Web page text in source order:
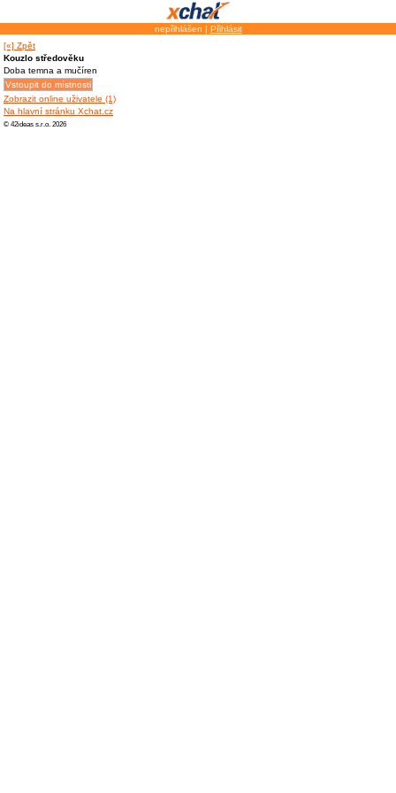
nepřihlášen | Přihlásit
[«] Zpět
Kouzlo středověku
Doba temna a mučíren
Zobrazit online uživatele (1)
Na hlavní stránku Xchat.cz
© 42ideas s.r.o. 2026